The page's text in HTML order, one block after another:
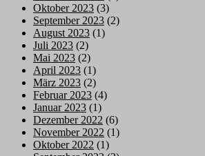
Oktober 2023 (3)
September 2023 (2)
August 2023 (1)
Juli 2023 (2)
Mai 2023 (2)
April 2023 (1)
März 2023 (2)
Februar 2023 (4)
Januar 2023 (1)
Dezember 2022 (6)
November 2022 (1)
Oktober 2022 (1)